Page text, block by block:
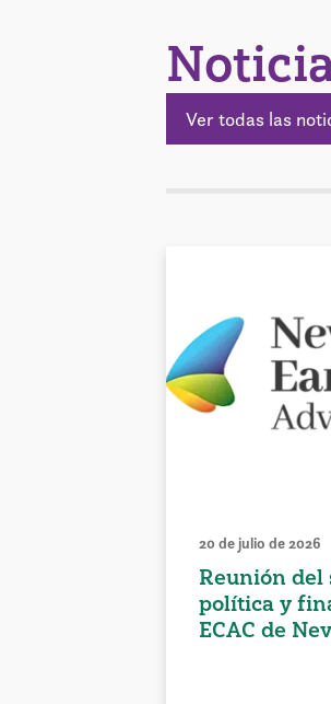
Ver todas las
20 de julio de 2026
Reunión del
política y
ECAC de